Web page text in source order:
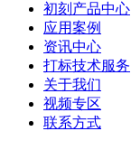
初刻产品中心
应用案例
资讯中心
打标技术服务
关于我们
视频专区
联系方式